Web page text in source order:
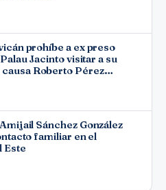
prohíbe a ex preso
Jacinto visitar a su
Roberto Pérez
Sánchez González
familiar en el
Este